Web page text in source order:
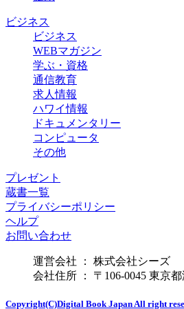
ビジネス
ビジネス
WEBマガジン
学ぶ・資格
通信教育
求人情報
ハワイ情報
ドキュメンタリー
コンピュータ
その他
プレゼント
蔵書一覧
プライバシーポリシー
ヘルプ
お問い合わせ
運営会社 ： 株式会社シーズ
会社住所 ： 〒106-0045 東京
Copyright(C)Digital Book Japan All right